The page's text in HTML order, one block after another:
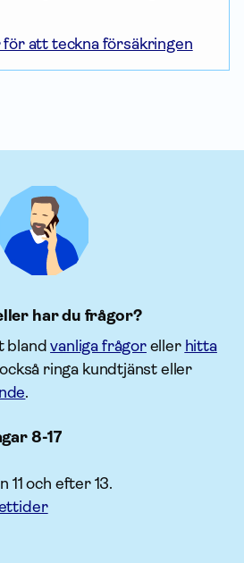
för att teckna försäkringen
har du frågor?
blandvanliga frågoreller hitta
ringa kundtjänst eller
.
8-17
11 och efter 13.